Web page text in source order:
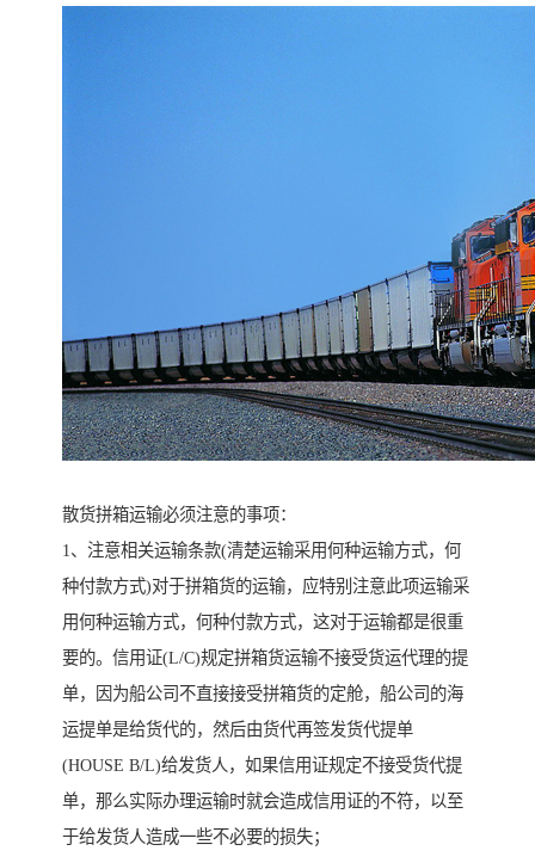
散货拼箱运输必须注意的事项：
1、注意相关运输条款(清楚运输采用何种运输方式，何
种付款方式)对于拼箱货的运输，应特别注意此项运输采
用何种运输方式，何种付款方式，这对于运输都是很重
要的。信用证(L/C)规定拼箱货运输不接受货运代理的提
单，因为船公司不直接接受拼箱货的定舱，船公司的海
运提单是给货代的，然后由货代再签发货代提单
(HOUSE B/L)给发货人，如果信用证规定不接受货代提
单，那么实际办理运输时就会造成信用证的不符，以至
于给发货人造成一些不必要的损失；